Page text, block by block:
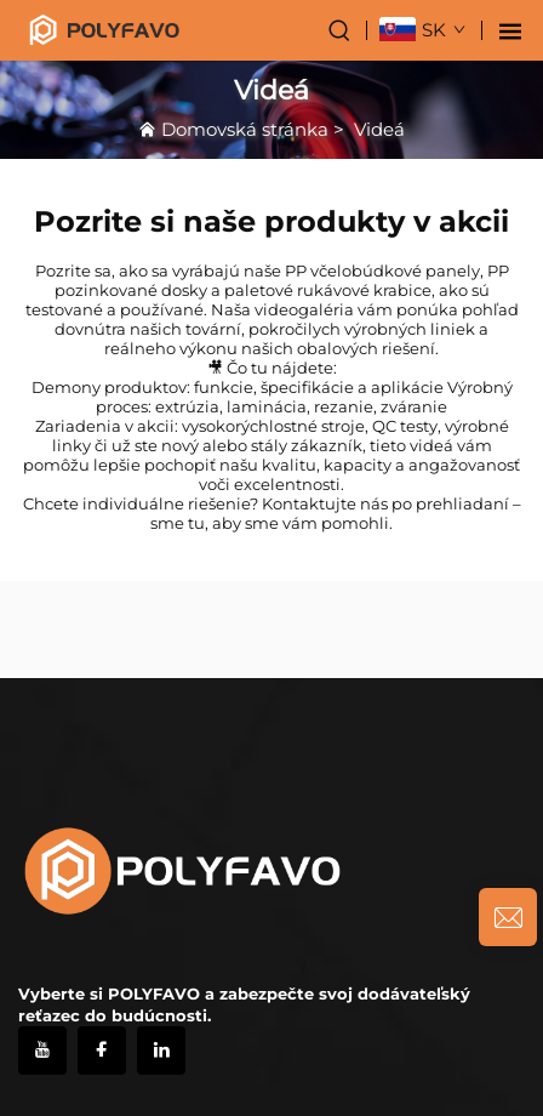
SK
Videá
Domovská stránka>Videá
Pozrite si naše produkty v akcii
Pozrite sa, ako sa vyrábajú naše PP včelobúdkové panely, PP
pozinkované dosky a paletové rukávové krabice, ako sú
testované a používané. Naša videogaléria vám ponúka pohľad
dovnútra našich tovární, pokročilych výrobných liniek a
reálneho výkonu našich obalových riešení.
🎥 Čo tu nájdete:
Demony produktov: funkcie, špecifikácie a aplikácie Výrobný
proces: extrúzia, laminácia, rezanie, zváranie
Zariadenia v akcii: vysokorýchlostné stroje, QC testy, výrobné
linky či už ste nový alebo stály zákazník, tieto videá vám
pomôžu lepšie pochopiť našu kvalitu, kapacity a angažovanosť
voči excelentnosti.
Chcete individuálne riešenie? Kontaktujte nás po prehliadaní –
sme tu, aby sme vám pomohli.
Vyberte si POLYFAVO a zabezpečte svoj dodávateľský
reťazec do budúcnosti.